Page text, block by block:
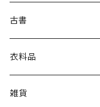
絵本・児童書
娯楽・エンターテインメント
古書
古書セット
美術
衣料品
POLEWARDS
雑貨